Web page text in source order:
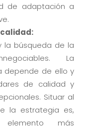
de adaptación a
la búsqueda de la
La
depende de ello y
de calidad y
Situar al
la estrategia es,
elemento más